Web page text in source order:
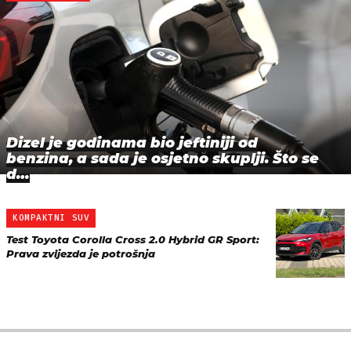
Dizel je godinama bio jeftiniji od
benzina, a sada je osjetno skuplji. Što se
d…
KOMPAKTNI SUV
Test Toyota Corolla Cross 2.0 Hybrid GR Sport:
Prava zvijezda je potrošnja